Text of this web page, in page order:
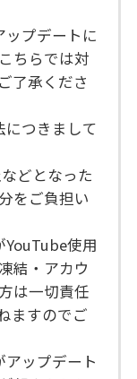
プデートに
ちらでは対
了承くださ
つきまして
どとなった
をご負担い
使用
結・アカウ
は一切責任
ますのでご
ップデート